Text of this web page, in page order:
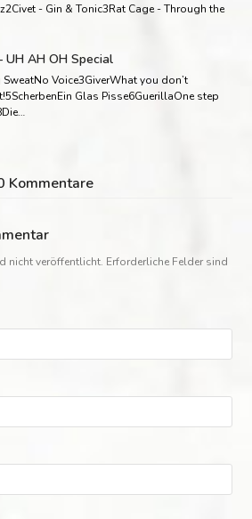
- Gin & Tonic3Rat Cage - Through the
UH AH OH Special
Voice3GiverWhat you don’t
Glas Pisse6GuerillaOne step
Kommentare
nicht veröffentlicht. Erforderliche Felder sind